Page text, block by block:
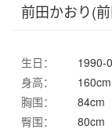
前田かおり(
生日： 1990-
身高：
160cm
胸围：
84cm
臀围：
80cm